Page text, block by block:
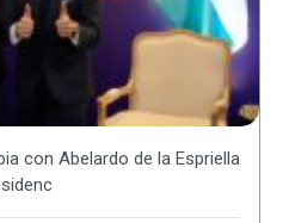
con Abelardo de la Espriella